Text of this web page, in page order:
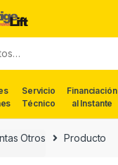
Servicio
Técnico
Financiación
al Instante
Otros Producto